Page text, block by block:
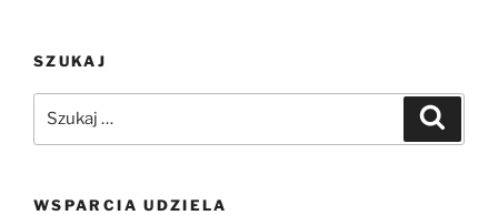
SZUKAJ
WSPARCIA UDZIELA